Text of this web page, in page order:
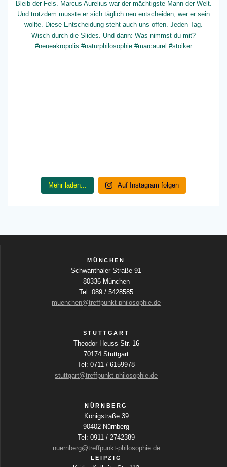
Mehr laden... Auf Instagram folgen
MÜNCHEN
Schwanthaler Straße 91
80336 München
Tel: 089 / 5428585
muenchen@treffpunkt-philosophie.de
STUTTGART
Theodor-Heuss-Str. 16
70174 Stuttgart
Tel: 0711 / 6159978
stuttgart@treffpunkt-philosophie.de
NÜRNBERG
Königstraße 39
90402 Nürnberg
Tel: 0911 / 2742389
nuernberg@treffpunkt-philosophie.de
LEIPZIG